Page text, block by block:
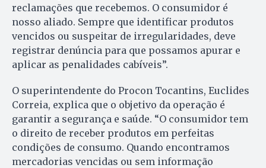
reclamações que recebemos. O consumidor é
nosso aliado. Sempre que identificar produtos
vencidos ou suspeitar de irregularidades, deve
registrar denúncia para que possamos apurar e
aplicar as penalidades cabíveis”.
O superintendente do Procon Tocantins, Euclides
Correia, explica que o objetivo da operação é
garantir a segurança e saúde. “O consumidor tem
o direito de receber produtos em perfeitas
condições de consumo. Quando encontramos
mercadorias vencidas ou sem informação